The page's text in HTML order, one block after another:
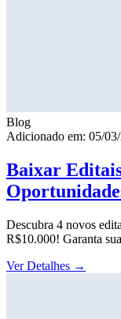
Blog
Adicionado em: 05/
Baixar
Descubra 4 novos
R$10.000! Garanta
Ver Detalhes →